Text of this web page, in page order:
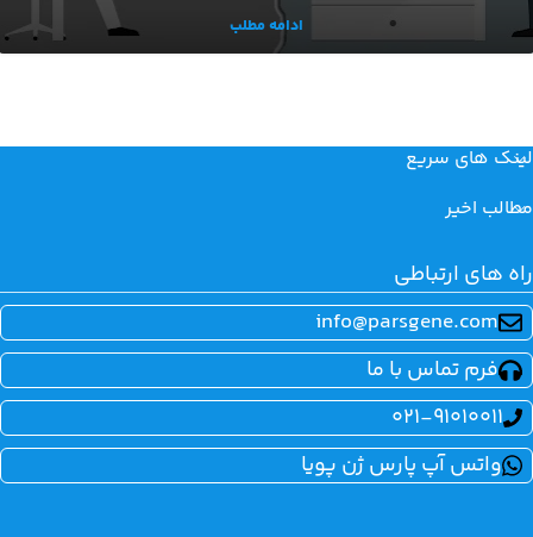
ادامه مطلب
لینک های سریع
مطالب اخیر
راه های ارتباطی
info@parsgene.com
فرم تماس با ما
021-91010011
واتس آپ پارس ژن پویا